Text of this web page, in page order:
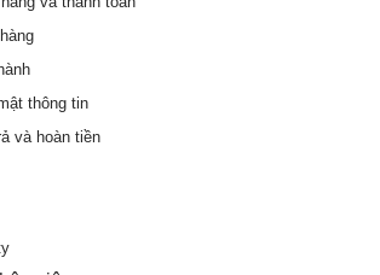
thông tin
và hoàn tiền